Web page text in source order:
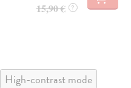
15,90 € ?
High-contrast mode